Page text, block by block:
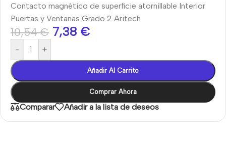
Contacto magnético de superficie atornillable Interior
Puertas y Ventanas Grado 2 Aritech
10,54€ 7,38 €
- +
Añadir Al Carrito
Comprar Ahora
Comparar Añadir a la lista de deseos